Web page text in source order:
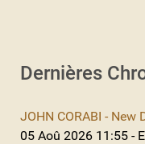
Dernières
JOHN CORABI - New
05 Aoû 2026 11:55 -